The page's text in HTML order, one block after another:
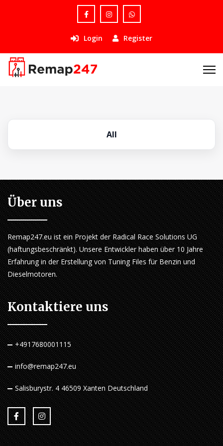
Login Register
All
Über uns
Remap247.eu ist ein Projekt der Radical Race Solutions UG
(haftungsbeschränkt). Unsere Entwickler haben über 10 Jahre
Erfahrung in der Erstellung von Tuning Files für Benzin und
Dieselmotoren.
Kontaktiere uns
+4917680001115
info@remap247.eu
Salisburystr. 4 46509 Xanten Deutschland